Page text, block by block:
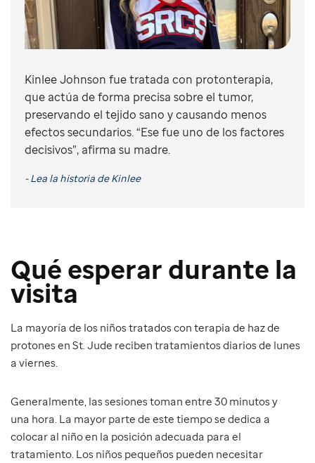
Kinlee Johnson fue tratada con protonterapia,
que actúa de forma precisa sobre el tumor,
preservando el tejido sano y causando menos
efectos secundarios. “Ese fue uno de los factores
decisivos”, afirma su madre.
-Lea la historia de Kinlee
Qué esperar durante la
visita
La mayoría de los niños tratados con terapia de haz de
protones en St. Jude reciben tratamientos diarios de lunes
a viernes.
Generalmente, las sesiones toman entre 30 minutos y
una hora. La mayor parte de este tiempo se dedica a
colocar al niño en la posición adecuada para el
tratamiento. Los niños pequeños pueden necesitar